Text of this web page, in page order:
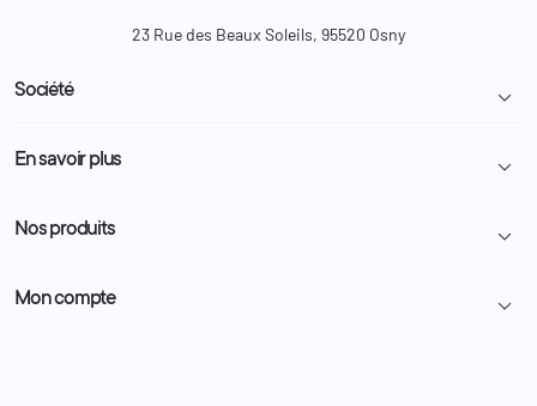
23 Rue des Beaux Soleils, 95520 Osny
Société 
Livraison et retour colis
Demande de devis
Nous contacter
En savoir plus 
Programme Fidélité
Administration
Nos produits 
Police Municipale | ASVP
Mon compte 